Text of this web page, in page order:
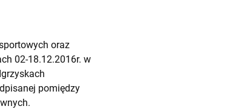
oraz
02-18.12.2016r. w
pomiędzy